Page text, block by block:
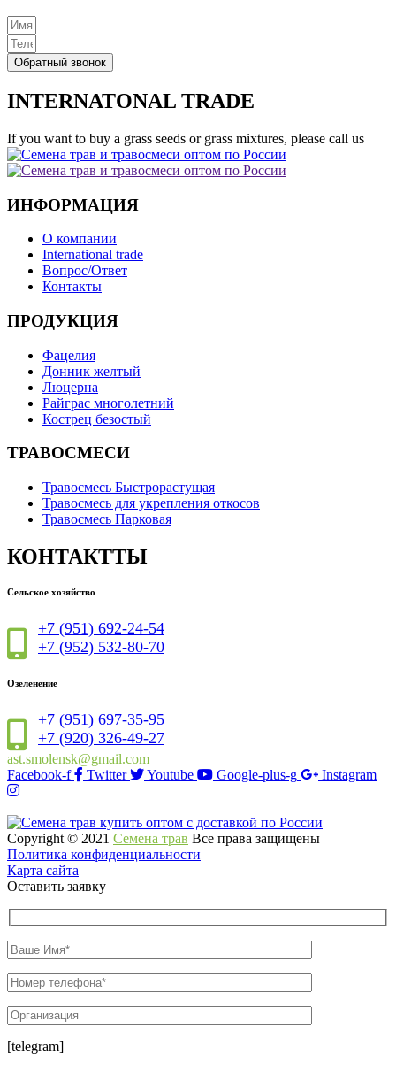
Обратный звонок
INTERNATONAL TRADE
If you want to buy a grass seeds or grass mixtures, please call us
ИНФОРМАЦИЯ
О компании
International trade
Вопрос/Ответ
Контакты
ПРОДУКЦИЯ
Фацелия
Донник желтый
Люцерна
Райграс многолетний
Кострец безостый
ТРАВОСМЕСИ
Травосмесь Быстрорастущая
Травосмесь для укрепления откосов
Травосмесь Парковая
КОНТАКТТЫ
Сельское хозяйство
+7 (951) 692-24-54
+7 (952) 532-80-70
Озеленение
+7 (951) 697-35-95
+7 (920) 326-49-27
ast.smolensk@gmail.com
Facebook-f
Twitter Youtube Google-plus-g Instagram
Copyright © 2021 Семена трав Все права защищены
Политика конфиденциальности
Карта сайта
Оставить заявку
[telegram]